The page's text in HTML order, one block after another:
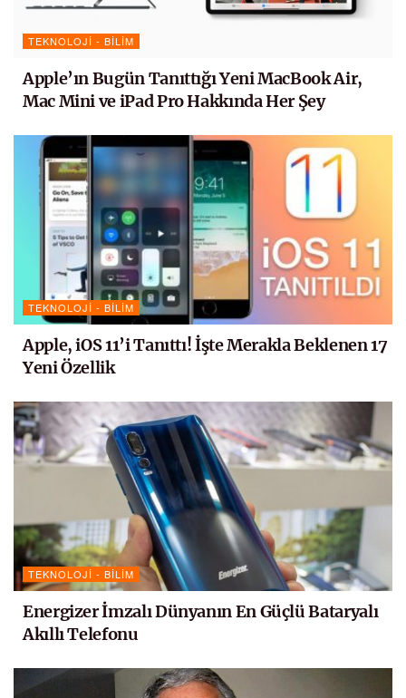
TEKNOLOJI - BILIM
Apple’ın Bugün Tanıttığı Yeni MacBook Air,
Mac Mini ve iPad Pro Hakkında Her Şey
TEKNOLOJI - BILIM
Apple, iOS 11’i Tanıttı! İşte Merakla Beklenen 17
Yeni Özellik
TEKNOLOJI - BILIM
Energizer İmzalı Dünyanın En Güçlü Bataryalı
Akıllı Telefonu